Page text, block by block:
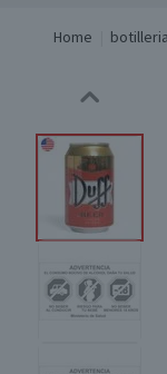
Home botilleria